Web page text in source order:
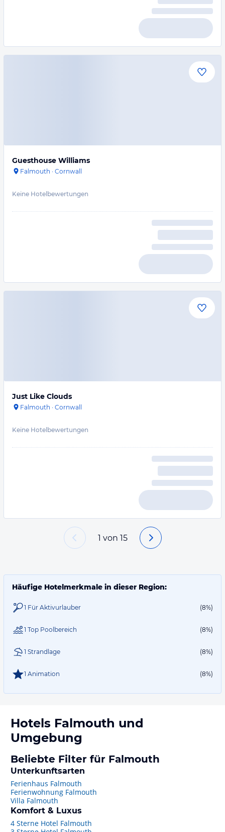
Guesthouse Williams
Falmouth · Cornwall
Keine Hotelbewertungen
Just Like Clouds
Falmouth · Cornwall
Keine Hotelbewertungen
1 von 15
Häufige Hotelmerkmale in dieser Region:
1 Für Aktivurlauber (8%)
1 Top Poolbereich (8%)
1 Strandlage (8%)
1 Animation (8%)
Hotels Falmouth und
Umgebung
Beliebte Filter für Falmouth
Unterkunftsarten
Ferienhaus Falmouth
Ferienwohnung Falmouth
Villa Falmouth
Komfort & Luxus
4 Sterne Hotel Falmouth